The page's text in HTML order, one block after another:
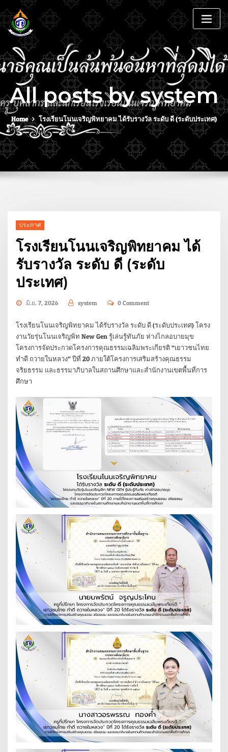
All posts by system
Home โรงเรียนโนนเจริญพิทยาคม ได้รับรางวัล ระดับ ดี (ระดับประเทศ)
ประกาศ
โรงเรียนโนนเจริญพิทยาคม ได้
รับรางวัล ระดับ ดี (ระดับ
ประเทศ)
มิ.ย. 7, 2026 system 0 Comment
โรงเรียนโนนเจริญพิทยาคม ได้รับรางวัล ระดับ ดี (ระดับประเทศ) โครง
งานวัยรุ่นโนนเจริญพิท New Gen รู้เล่นรู้ทันภัย ห่างไกลอบายมุข
โครงการจัดประกวดโครงการคุณธรรมเฉลิมพระเกียรติ “เยาวชนไทย
ทำดี ถวายในหลวง” ปีที่ 20 ภายใต้โครงการเสริมสร้างคุณธรรม
จริยธรรม และธรรมาภิบาลในสถานศึกษาและสำนักงานเขตพื้นที่การ
ศึกษา